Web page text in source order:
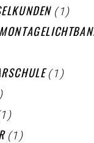
(1)
(1)
(1)